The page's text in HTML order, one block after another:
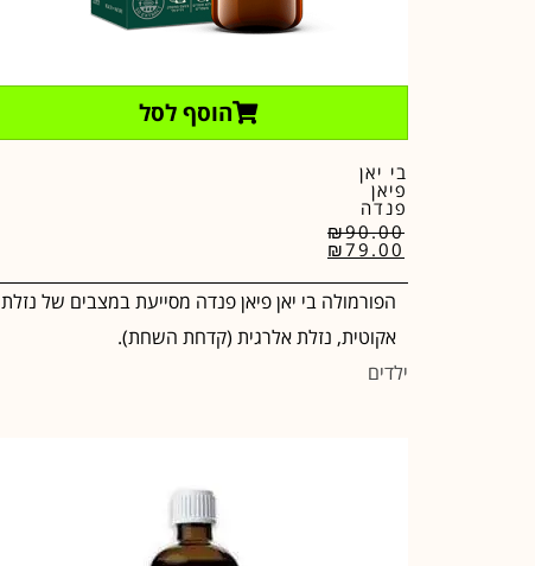
הוסף לסל
בי יאן
פיאן
פנדה
₪90.00
₪79.00
הפורמולה בי יאן פיאן פנדה מסייעת במצבים של נזלת
אקוטית, נזלת אלרגית (קדחת השחת).
ילדים